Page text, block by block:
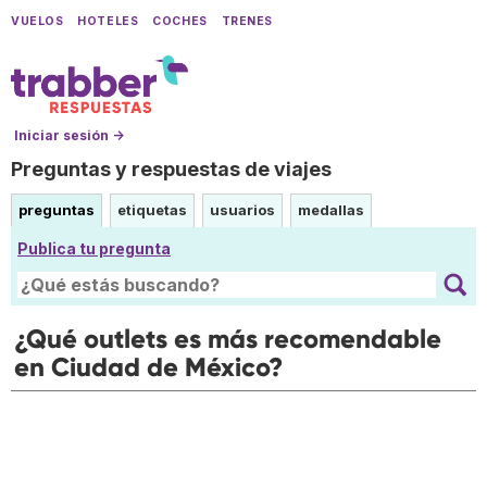
VUELOS HOTELES COCHES TRENES
Iniciar sesión →
Preguntas y respuestas de viajes
preguntas etiquetas usuarios medallas
Publica tu pregunta
¿Qué outlets es más recomendable
en Ciudad de México?